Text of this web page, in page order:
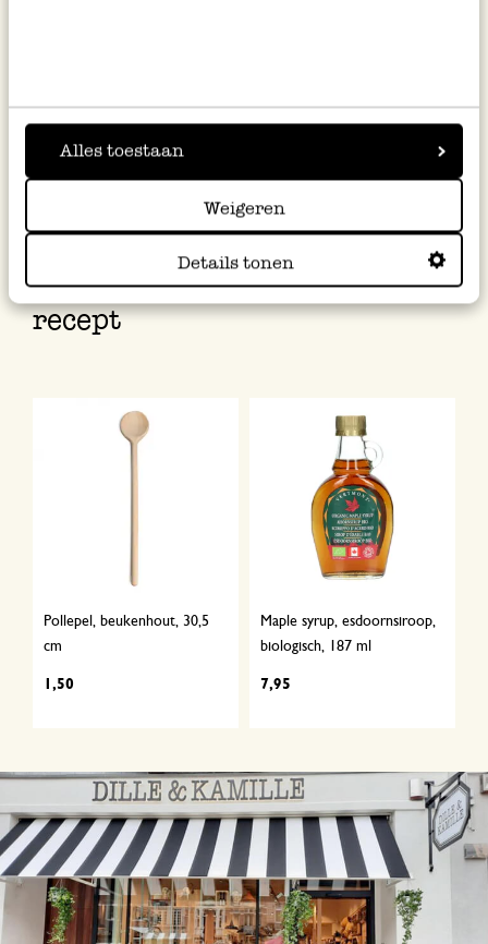
Alles toestaan
Weigeren
Details tonen
Als je klaar bent met je laagjes, leg je de
resterende aardbeien en andere toppings
Bekijk de producten uit dit
recept
Pollepel, beukenhout, 30,5
cm
1,50
Maple syrup, esdoornsiroop,
biologisch, 187 ml
7,95